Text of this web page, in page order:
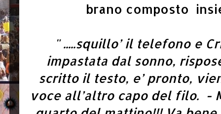
brano composto
" .....squillo’ il telefono e
impastata dal sonno,
scritto il testo, e’ pronto,
voce all’altro capo del filo. -